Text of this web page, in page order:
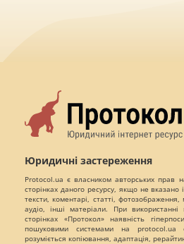
Юридичні застереження
Protocol.ua є власником авторських прав
сторінках даного ресурсу, якщо не
тексти, коментарі, статті,
аудіо, інші матеріали. При
сторінках «Протокол» наявність
пошуковими системами на protocol.ua
розуміється копіювання, адаптація,